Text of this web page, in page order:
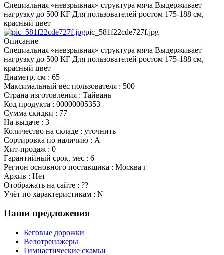
Специальная «невзрывная» структура мяча Выдерживает
нагрузку до 500 КГ Для пользователей ростом 175-188 см,
красный цвет
pic_581f22cde727f.jpg
Описание
Специальная «невзрывная» структура мяча Выдерживает
нагрузку до 500 КГ Для пользователей ростом 175-188 см,
красный цвет
Диаметр, см : 65
Максимальный вес пользователя : 500
Страна изготовления : Тайвань
Код продукта : 00000005353
Сумма скидки : 77
На выдаче : 3
Количество на складе : уточнить
Сортировка по наличию : A
Хит-продаж : 0
Гарантийный срок, мес : 6
Регион основного поставщика : Москва г
Архив : Нет
Отображать на сайте : ??
Учёт по характеристикам : N
Наши предложения
Беговые дорожки
Велотренажеры
Гимнастические скамьи